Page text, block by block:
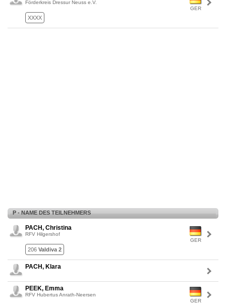
GER
Förderkreis Dressur Neuss e.V.
XXXX
P - NAME DES TEILNEHMERS
GER
PACH, Christina
RFV Hilgershof
206 Valdiva 2
PACH, Klara
GER
PEEK, Emma
RFV Hubertus Anrath-Neersen